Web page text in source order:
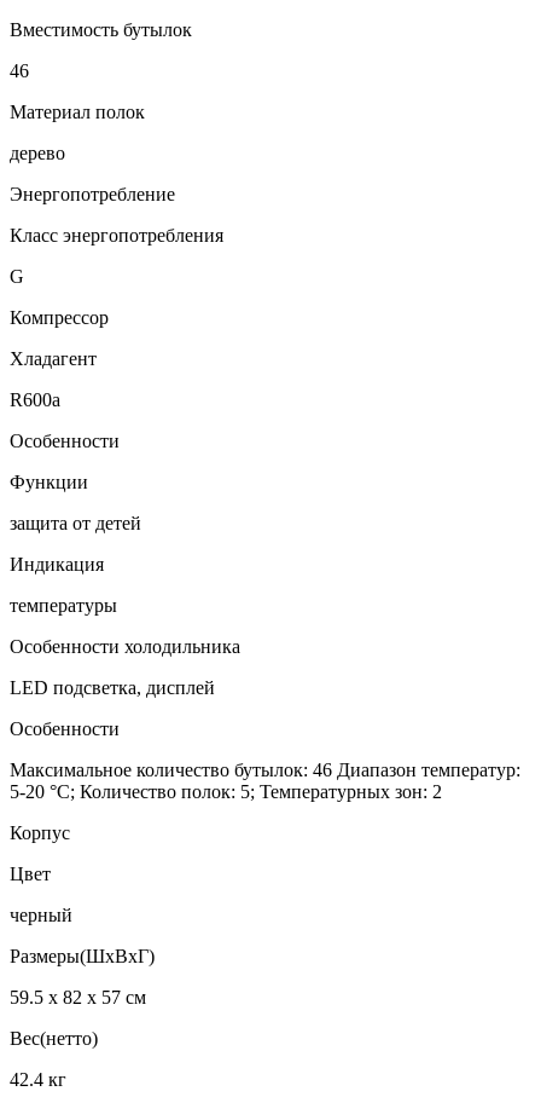
Вместимость бутылок
46
Материал полок
дерево
Энергопотребление
Класс энергопотребления
G
Компрессор
Хладагент
R600a
Особенности
Функции
защита от детей
Индикация
температуры
Особенности холодильника
LED подсветка, дисплей
Особенности
Максимальное количество бутылок: 46 Диапазон температур:
5-20 °C; Количество полок: 5; Температурных зон: 2
Корпус
Цвет
черный
Размеры(ШхВхГ)
59.5 х 82 х 57 см
Вес(нетто)
42.4 кг